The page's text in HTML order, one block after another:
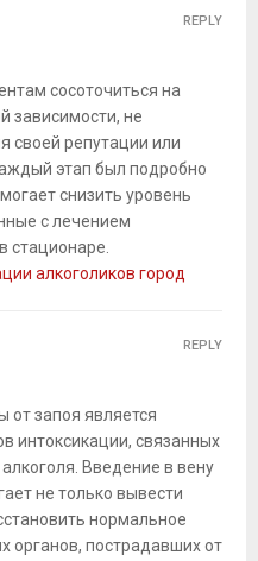
сосоточиться на
зависимости, не
своей репутации или
этап был подробно
снизить уровень
с лечением
стационаре.
алкоголиков город
REPLY
от запоя является
интоксикации, связанных
Введение в вену
не только вывести
нормальное
органов, пострадавших от
REPLY